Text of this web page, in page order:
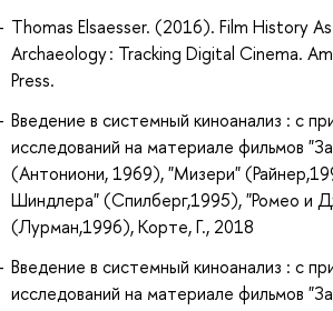
Thomas Elsaesser. (2016). Film History
Archaeology : Tracking Digital Cinema.
Press.
Введение в системный киноанализ : с
исследований на материале фильмов
(Антониони, 1969), "Мизери"
Шиндлера" (Спилберг,1995), "Ромео и
(Лурман,1996), Корте, Г., 2018
Введение в системный киноанализ : с
исследований на материале фильмов